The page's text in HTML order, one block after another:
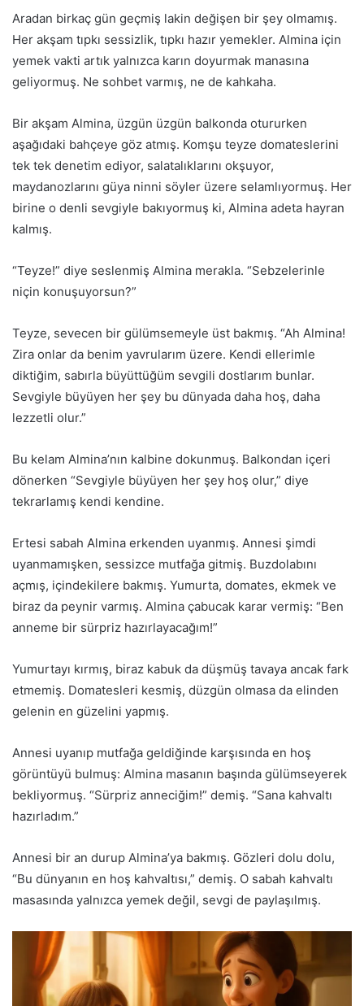
Aradan birkaç gün geçmiş lakin değişen bir şey olmamış.
Her akşam tıpkı sessizlik, tıpkı hazır yemekler. Almina için
yemek vakti artık yalnızca karın doyurmak manasına
geliyormuş. Ne sohbet varmış, ne de kahkaha.
Bir akşam Almina, üzgün üzgün balkonda otururken
aşağıdaki bahçeye göz atmış. Komşu teyze domateslerini
tek tek denetim ediyor, salatalıklarını okşuyor,
maydanozlarını güya ninni söyler üzere selamlıyormuş. Her
birine o denli sevgiyle bakıyormuş ki, Almina adeta hayran
kalmış.
“Teyze!” diye seslenmiş Almina merakla. “Sebzelerinle
niçin konuşuyorsun?”
Teyze, sevecen bir gülümsemeyle üst bakmış. “Ah Almina!
Zira onlar da benim yavrularım üzere. Kendi ellerimle
diktiğim, sabırla büyüttüğüm sevgili dostlarım bunlar.
Sevgiyle büyüyen her şey bu dünyada daha hoş, daha
lezzetli olur.”
Bu kelam Almina’nın kalbine dokunmuş. Balkondan içeri
dönerken “Sevgiyle büyüyen her şey hoş olur,” diye
tekrarlamış kendi kendine.
Ertesi sabah Almina erkenden uyanmış. Annesi şimdi
uyanmamışken, sessizce mutfağa gitmiş. Buzdolabını
açmış, içindekilere bakmış. Yumurta, domates, ekmek ve
biraz da peynir varmış. Almina çabucak karar vermiş: “Ben
anneme bir sürpriz hazırlayacağım!”
Yumurtayı kırmış, biraz kabuk da düşmüş tavaya ancak fark
etmemiş. Domatesleri kesmiş, düzgün olmasa da elinden
gelenin en güzelini yapmış.
Annesi uyanıp mutfağa geldiğinde karşısında en hoş
görüntüyü bulmuş: Almina masanın başında gülümseyerek
bekliyormuş. “Sürpriz anneciğim!” demiş. “Sana kahvaltı
hazırladım.”
Annesi bir an durup Almina’ya bakmış. Gözleri dolu dolu,
“Bu dünyanın en hoş kahvaltısı,” demiş. O sabah kahvaltı
masasında yalnızca yemek değil, sevgi de paylaşılmış.